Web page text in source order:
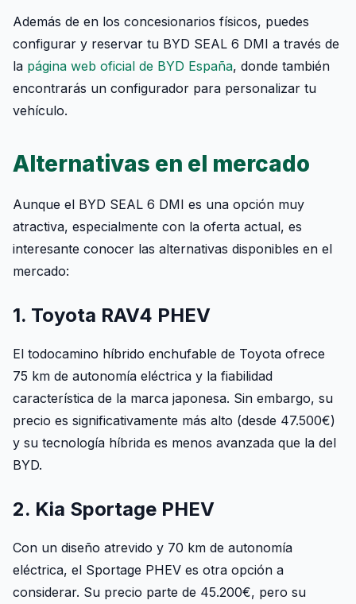
Además de en los concesionarios físicos, puedes
configurar y reservar tu BYD SEAL 6 DMI a través de
la página web oficial de BYD España, donde también
encontrarás un configurador para personalizar tu
vehículo.
Alternativas en el mercado
Aunque el BYD SEAL 6 DMI es una opción muy
atractiva, especialmente con la oferta actual, es
interesante conocer las alternativas disponibles en el
mercado:
1. Toyota RAV4 PHEV
El todocamino híbrido enchufable de Toyota ofrece
75 km de autonomía eléctrica y la fiabilidad
característica de la marca japonesa. Sin embargo, su
precio es significativamente más alto (desde 47.500€)
y su tecnología híbrida es menos avanzada que la del
BYD.
2. Kia Sportage PHEV
Con un diseño atrevido y 70 km de autonomía
eléctrica, el Sportage PHEV es otra opción a
considerar. Su precio parte de 45.200€, pero su